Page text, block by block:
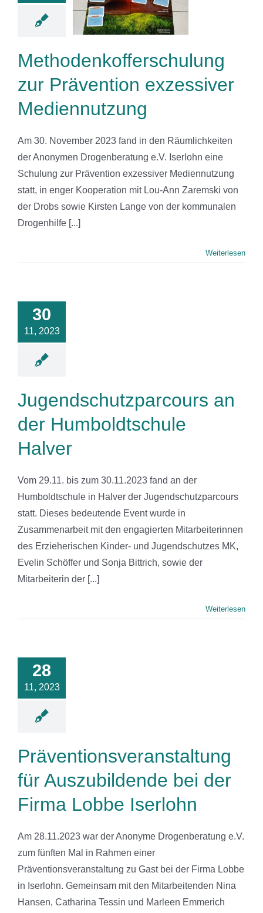
Methodenkofferschulung
zur Prävention exzessiver
Mediennutzung
Am 30. November 2023 fand in den Räumlichkeiten
der Anonymen Drogenberatung e.V. Iserlohn eine
Schulung zur Prävention exzessiver Mediennutzung
statt, in enger Kooperation mit Lou-Ann Zaremski von
der Drobs sowie Kirsten Lange von der kommunalen
Drogenhilfe [...]
Weiterlesen
30
11, 2023
der
Jugendschutzparcours an
der Humboldtschule
Halver
Vom 29.11. bis zum 30.11.2023 fand an der
Humboldtschule in Halver der Jugendschutzparcours
statt. Dieses bedeutende Event wurde in
Zusammenarbeit mit den engagierten Mitarbeiterinnen
des Erzieherischen Kinder- und Jugendschutzes MK,
Evelin Schöffer und Sonja Bittrich, sowie der
Mitarbeiterin der [...]
Weiterlesen
28
11, 2023
Firma
Iserlohn
Präventionsveranstaltung
für Auszubildende bei der
Firma Lobbe Iserlohn
Am 28.11.2023 war der Anonyme Drogenberatung e.V.
zum fünften Mal in Rahmen einer
Präventionsveranstaltung zu Gast bei der Firma Lobbe
in Iserlohn. Gemeinsam mit den Mitarbeitenden Nina
Hansen, Catharina Tessin und Marleen Emmerich